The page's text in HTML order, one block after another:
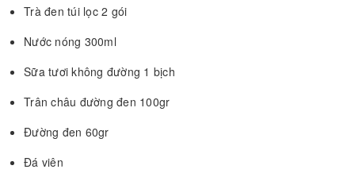
Trà đen túi lọc 2 gói
Nước nóng 300ml
Sữa tươi không đường 1 bịch
Trân châu đường đen 100gr
Đường đen 60gr
Đá viên